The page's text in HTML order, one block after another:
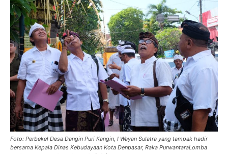
Foto: Perbekel Desa Dangin Puri Kangin, I Wayan Sulatra yang tampak hadir
bersama Kepala Dinas Kebudayaan Kota Denpasar, Raka PurwantaraLomba